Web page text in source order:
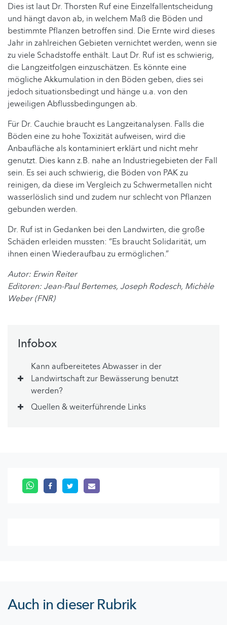
Dies ist laut Dr. Thorsten Ruf eine Einzelfallentscheidung
und hängt davon ab, in welchem Maß die Böden und
bestimmte Pflanzen betroffen sind. Die Ernte wird dieses
Jahr in zahlreichen Gebieten vernichtet werden, wenn sie
zu viele Schadstoffe enthält. Laut Dr. Ruf ist es schwierig,
die Langzeitfolgen einzuschätzen. Es könnte eine
mögliche Akkumulation in den Böden geben, dies sei
jedoch situationsbedingt und hänge u.a. von den
jeweiligen Abflussbedingungen ab.
Für Dr. Cauchie braucht es Langzeitanalysen. Falls die
Böden eine zu hohe Toxizität aufweisen, wird die
Anbaufläche als kontaminiert erklärt und nicht mehr
genutzt. Dies kann z.B. nahe an Industriegebieten der Fall
sein. Es sei auch schwierig, die Böden von PAK zu
reinigen, da diese im Vergleich zu Schwermetallen nicht
wasserlöslich sind und zudem nur schlecht von Pflanzen
gebunden werden.
Dr. Ruf ist in Gedanken bei den Landwirten, die große
Schäden erleiden mussten: “Es braucht Solidarität, um
ihnen einen Wiederaufbau zu ermöglichen.”
Autor: Erwin Reiter
Editoren: Jean-Paul Bertemes, Joseph Rodesch, Michèle
Weber (FNR)
Infobox
Kann aufbereitetes Abwasser in der
Landwirtschaft zur Bewässerung benutzt
werden?
Quellen & weiterführende Links
Auch in dieser Rubrik